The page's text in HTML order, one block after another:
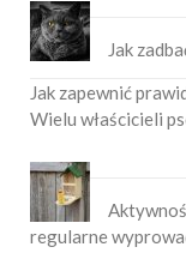
Jak
Jak zapewnić
Wielu właścicieli
regularne